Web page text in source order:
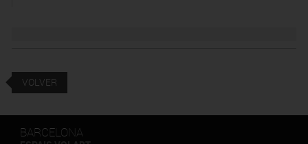
VOLVER
BARCELONA